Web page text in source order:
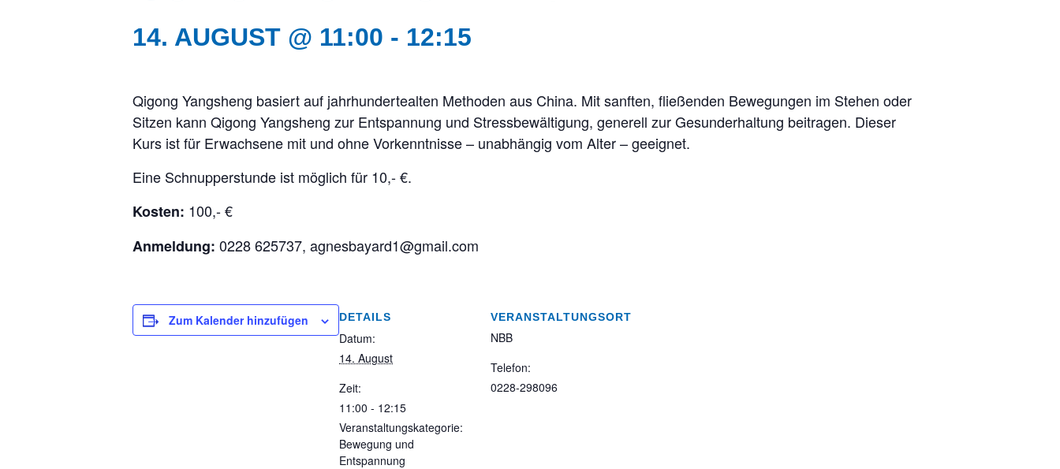
14. AUGUST @ 11:00 - 12:15
Qigong Yangsheng basiert auf jahrhundertealten Methoden aus China. Mit sanften, fließenden Bewegungen im Stehen oder
Sitzen kann Qigong Yangsheng zur Entspannung und Stressbewältigung, generell zur Gesunderhaltung beitragen. Dieser
Kurs ist für Erwachsene mit und ohne Vorkenntnisse – unabhängig vom Alter – geeignet.
Eine Schnupperstunde ist möglich für 10,- €.
Kosten: 100,- €
Anmeldung: 0228 625737, agnesbayard1@gmail.com
Zum Kalender hinzufügen DETAILS
Datum:
14. August
Zeit:
11:00 - 12:15
Veranstaltungskategorie:
Bewegung und
Entspannung
VERANSTALTUNGSORT
NBB
Telefon:
0228-298096